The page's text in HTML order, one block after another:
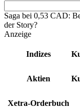
Saga bei 0,53 CAD:
der Story?
Anzeige
Indizes
Aktien
Xetra-Orderbuch